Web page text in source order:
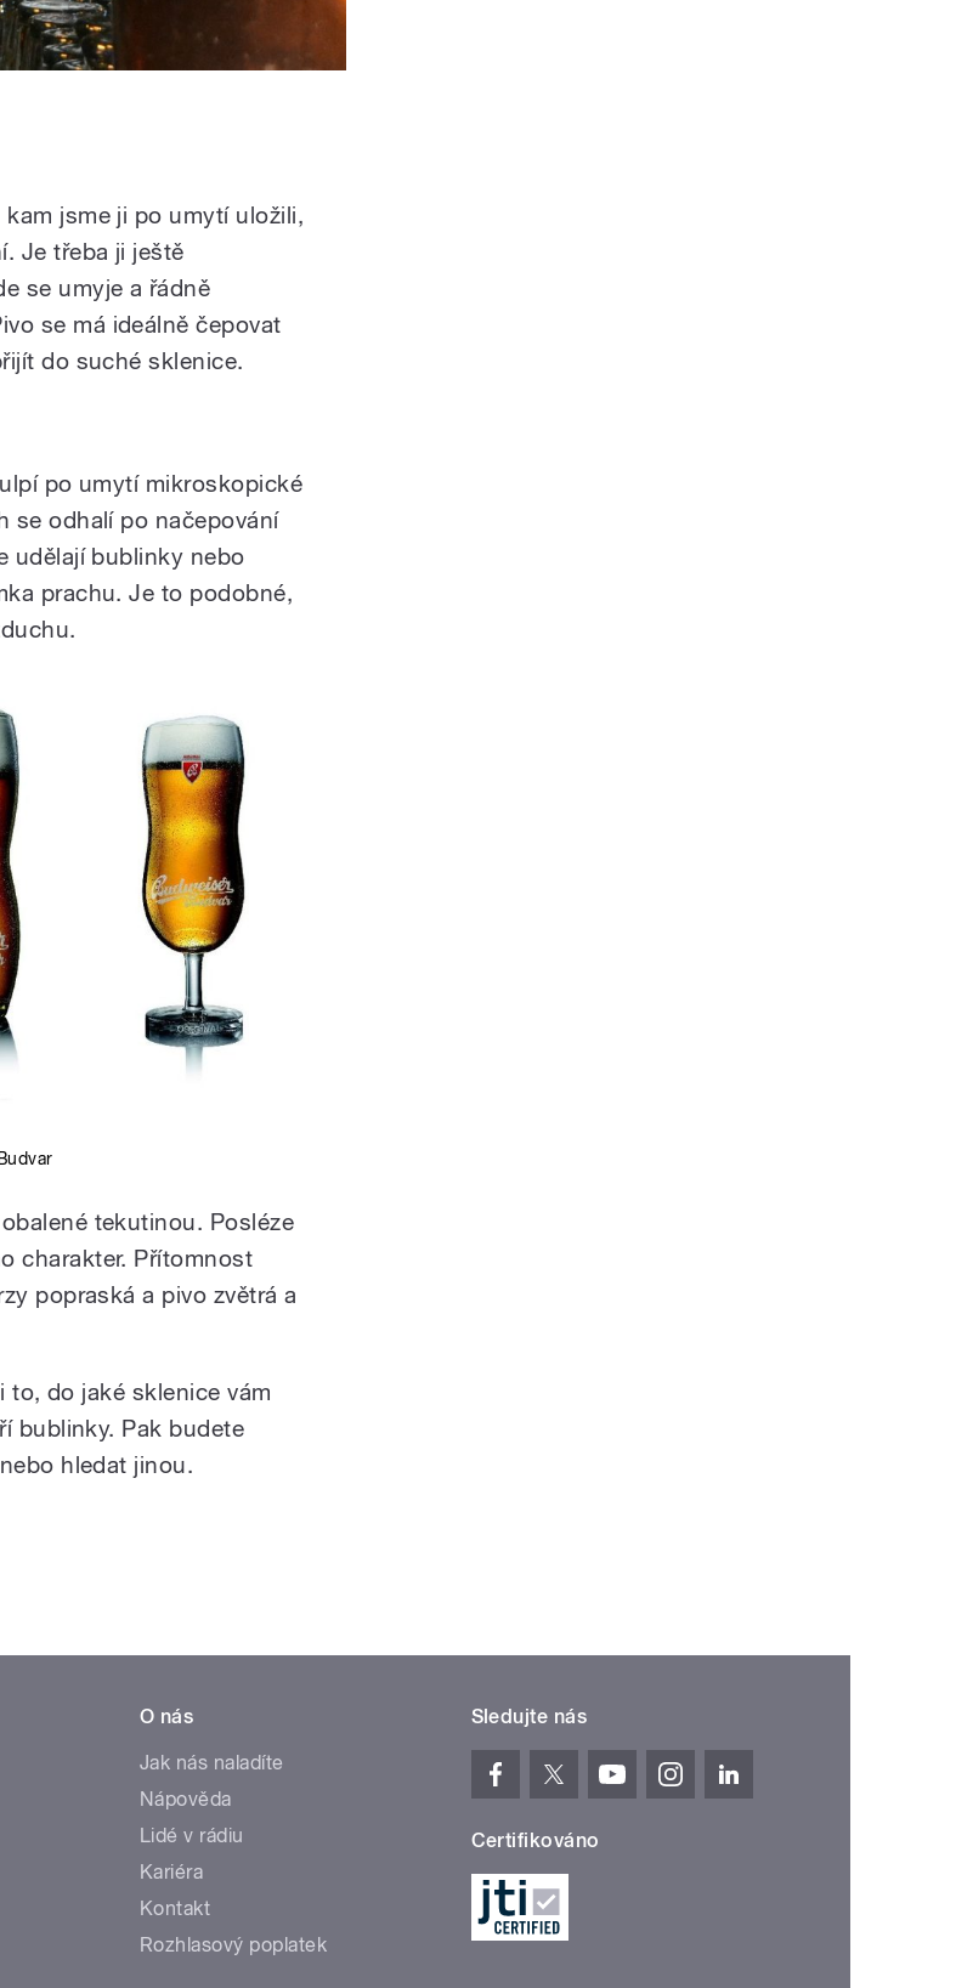
jsme ji po umytí uložili,
Je třeba ji ještě
se umyje a řádně
se má ideálně čepovat
do suché sklenice.
po umytí mikroskopické
se odhalí po načepování
udělají bublinky nebo
prachu. Je to podobné,
tekutinou. Posléze
charakter. Přítomnost
popraská a pivo zvětrá a
to, do jaké sklenice vám
bublinky. Pak budete
hledat jinou.
O nás
Jak nás naladíte
Nápověda
Lidé v rádiu
Kariéra
Kontakt
Rozhlasový poplatek
Sledujte nás
Certifikováno